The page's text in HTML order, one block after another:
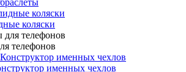
коляски
телефонов
именных чехлов